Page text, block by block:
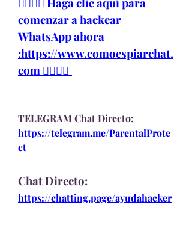
comenzar a hackear
WhatsApp ahora
:https://www.comoespiarchat.
com 👈🏻👈🏻
TELEGRAM Chat Directo:
https://telegram.me/ParentalProte
ct
Chat Directo:
https://chatting.page/ayudahacker